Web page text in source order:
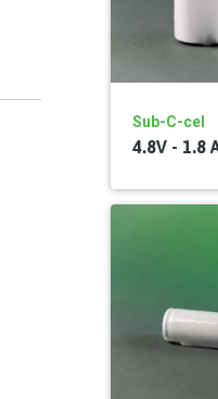
Sub-C-cel
4.8V - 1.8